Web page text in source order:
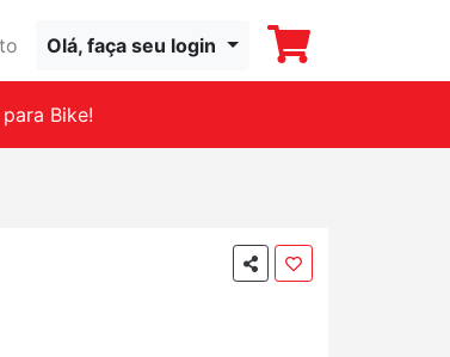
Olá, faça seu login
Bike!